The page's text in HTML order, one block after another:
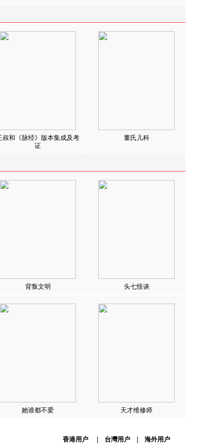
叔和《脉经》版本集成及考
证
董氏儿科
背叛文明 头七怪谈
她谁都不爱 天才维修师
香港用户| 台灣用户| 海外用户